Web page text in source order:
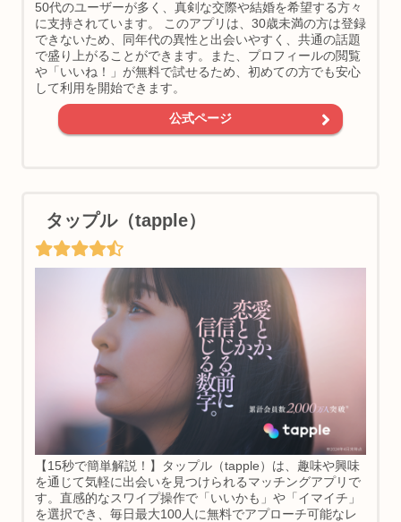
50代のユーザーが多く、真剣な交際や結婚を希望する方々
に支持されています。 このアプリは、30歳未満の方は登録
できないため、同年代の異性と出会いやすく、共通の話題
で盛り上がることができます。また、プロフィールの閲覧
や「いいね！」が無料で試せるため、初めての方でも安心
して利用を開始できます。
公式ページ
タップル（tapple）
【15秒で簡単解説！】タップル（tapple）は、趣味や興味
を通じて気軽に出会いを見つけられるマッチングアプリで
す。直感的なスワイプ操作で「いいかも」や「イマイチ」
を選択でき、毎日最大100人に無料でアプローチ可能なレ